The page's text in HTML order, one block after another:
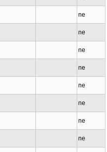
ne
ne
ne
ne
ne
ne
ne
ne